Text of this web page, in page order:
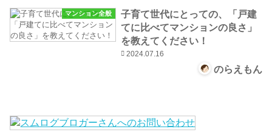
マンション全般
子育て世代にとっての、「戸建
てに比べてマンションの良さ」
を教えてください！
2024.07.16
のらえもん